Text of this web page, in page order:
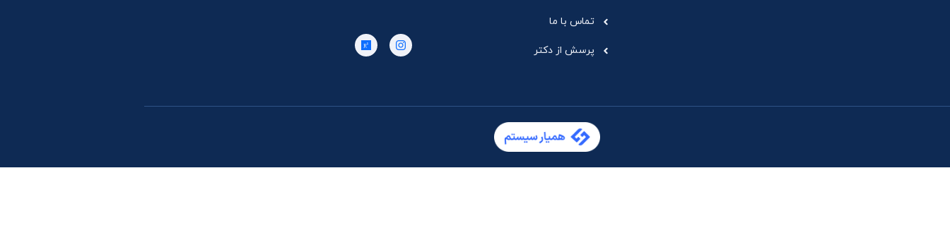
تماس با ما
پرسش از دکتر